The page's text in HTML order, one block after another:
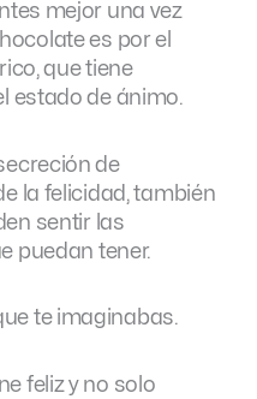
mejor una vez
es por el
que tiene
estado de ánimo.
de
la felicidad, también
sentir las
puedan tener.
te imaginabas.
feliz y no solo